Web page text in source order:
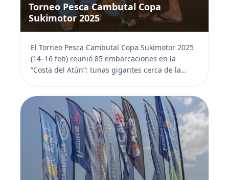
Torneo Pesca Cambutal Copa
Sukimotor 2025
El Torneo Pesca Cambutal Copa Sukimotor 2025
(14–16 feb) reunió 85 embarcaciones en la
“Costa del Atún”: tunas gigantes cerca de la